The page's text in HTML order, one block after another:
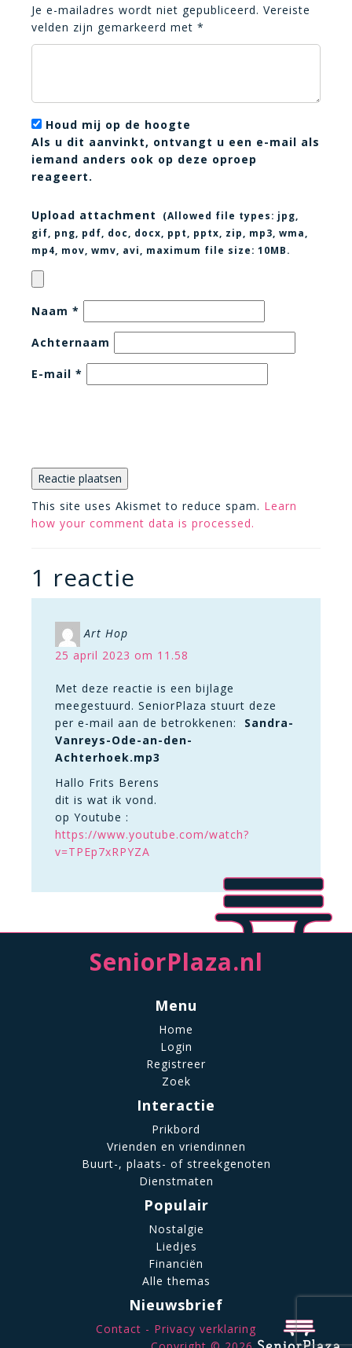
Je e-mailadres wordt niet gepubliceerd. Vereiste
velden zijn gemarkeerd met *
Houd mij op de hoogte
Als u dit aanvinkt, ontvangt u een e-mail als
iemand anders ook op deze oproep
reageert.
Upload attachment (Allowed file types: jpg,
gif, png, pdf, doc, docx, ppt, pptx, zip, mp3, wma,
mp4, mov, wmv, avi
, maximum file size: 10MB.
Naam *
Achternaam
E-mail *
This site uses Akismet to reduce spam. Learn
how your comment data is processed.
1 reactie
Art Hop
25 april 2023 om 11.58
Met deze reactie is een bijlage
meegestuurd. SeniorPlaza stuurt deze
per e-mail aan de betrokkenen: Sandra-
Vanreys-Ode-an-den-
Achterhoek.mp3
Hallo Frits Berens
dit is wat ik vond.
op Youtube :
https://www.youtube.com/watch?
v=TPEp7xRPYZA
SeniorPlaza.nl
Menu
Home
Login
Registreer
Zoek
Interactie
Prikbord
Vrienden en vriendinnen
Buurt-, plaats- of streekgenoten
Dienstmaten
Populair
Nostalgie
Liedjes
Financiën
Alle themas
Nieuwsbrief
Contact
Privacy verklaring